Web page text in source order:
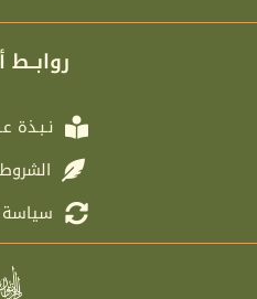
t
a
e
b
o
k
روابــط
نـبـذة
سياسة